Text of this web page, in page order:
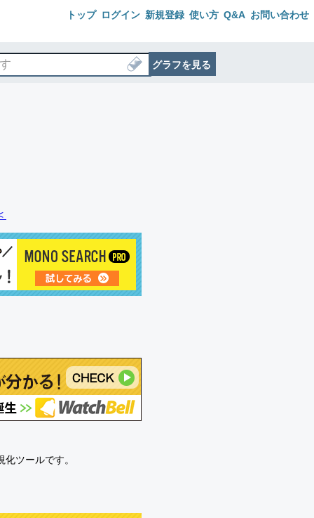
トップ ログイン 新規登録 使い方 Q&A お問い合わせ
グラフを見る
ツールです。